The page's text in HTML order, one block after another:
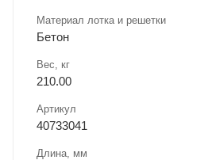
Материал лотка и решетки
Бетон
Вес, кг
210.00
Артикул
40733041
Длина, мм